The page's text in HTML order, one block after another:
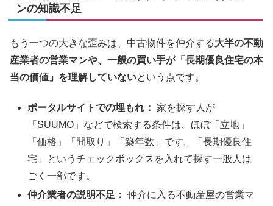
ンの知識不足
もう一つの大きな歪みは、中古物件を仲介する大半の不動
産業者の営業マンや、一般の買い手が「長期優良住宅の本
当の価値」を理解していないという点です。
ポータルサイトでの埋もれ： 家を探す人が
「SUUMO」などで検索する条件は、ほぼ「立地」
「価格」「間取り」「築年数」です。「長期優良住
宅」というチェックボックスを入れて探す一般人は
ごく一部です。
仲介業者の説明不足： 仲介に入る不動産屋の営業マ